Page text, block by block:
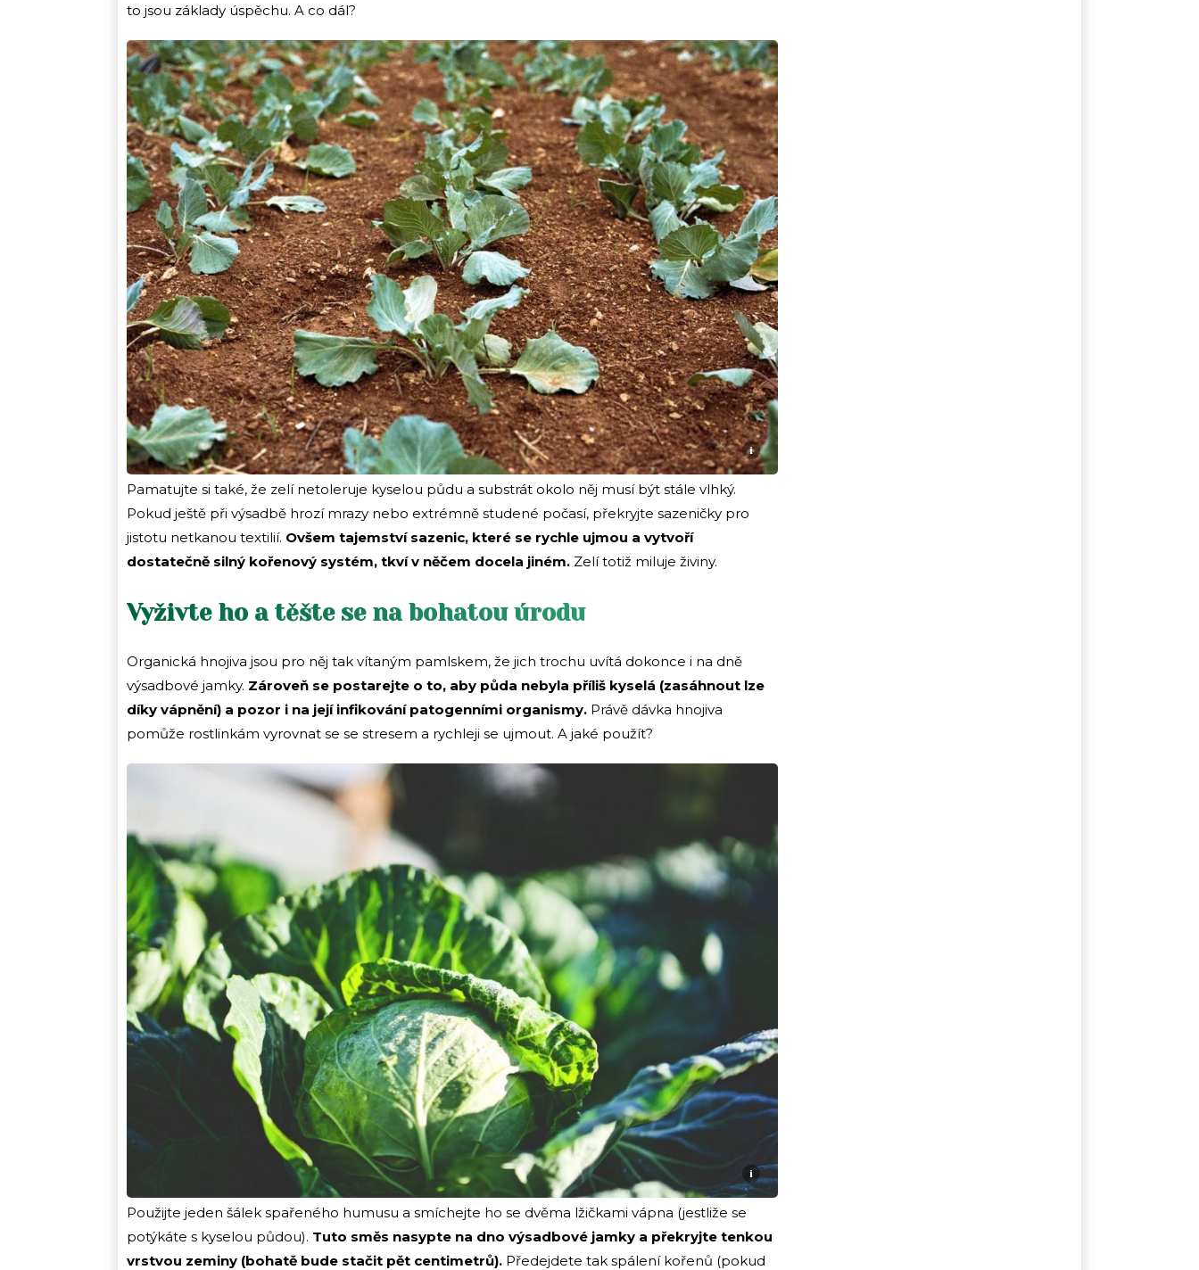
to jsou základy úspěchu. A co dál?
i
Pamatujte si také, že zelí netoleruje kyselou půdu a substrát okolo něj musí být stále vlhký.
Pokud ještě při výsadbě hrozí mrazy nebo extrémně studené počasí, překryjte sazeničky pro
jistotu netkanou textilií. Ovšem tajemství sazenic, které se rychle ujmou a vytvoří
dostatečně silný kořenový systém, tkví v něčem docela jiném. Zelí totiž miluje živiny.
Vyživte ho a těšte se na bohatou úrodu
Organická hnojiva jsou pro něj tak vítaným pamlskem, že jich trochu uvítá dokonce i na dně
výsadbové jamky. Zároveň se postarejte o to, aby půda nebyla příliš kyselá (zasáhnout lze
díky vápnění) a pozor i na její infikování patogenními organismy. Právě dávka hnojiva
pomůže rostlinkám vyrovnat se se stresem a rychleji se ujmout. A jaké použít?
i
Použijte jeden šálek spařeného humusu a smíchejte ho se dvěma lžičkami vápna (jestliže se
potýkáte s kyselou půdou). Tuto směs nasypte na dno výsadbové jamky a překryjte tenkou
vrstvou zeminy (bohatě bude stačit pět centimetrů). Předejdete tak spálení kořenů (pokud